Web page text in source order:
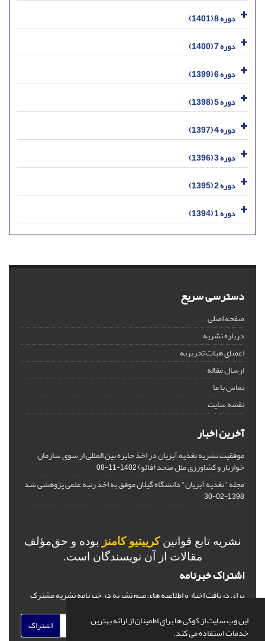
این وب سایت از کوکی ها برای اطمینان از ارائه بهترین
خدمات استفاده می کند.
دوره 8 (1401)
دوره 7 (1400)
دوره 6 (1399)
دوره 5 (1398)
دوره 4 (1397)
دوره 3 (1396)
دوره 2 (1395)
دوره 1 (1394)
دسترسی سریع
صفحه اصلی
درباره نشریه
اعضای هیات تحریریه
ارسال مقاله
تماس با ما
نقشه سایت
آخرین اخبار
موفقیت نشریه تغذیه آبزیان در اخذ جایزه بین المللی از سوی سازمان
خواربار و کشاورزی ملل متحد (فائو)1402-11-08
مجله "تغذیه آبزیان" دانشگاه گیلان موفق به اخذ رتبه علمی پژوهشی شد
1398-02-30
نشریه تابع قوانینکرییتیو کامنز بوده و حق‌مؤلف
مقالات از آن نویسندگان است.
اشتراک خبرنامه
برای دریافت اخبار و اطلاعیه های مهم نشریه در خبرنامه نشریه مشترک
اشتراک